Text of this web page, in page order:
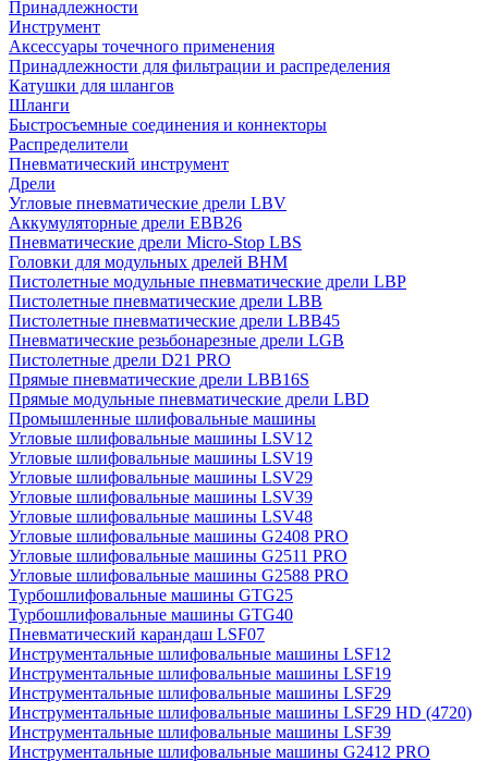
Принадлежности
Инструмент
Аксессуары точечного применения
Принадлежности для фильтрации и распределения
Катушки для шлангов
Шланги
Быстросъемные соединения и коннекторы
Распределители
Пневматический инструмент
Дрели
Угловые пневматические дрели LBV
Аккумуляторные дрели EBB26
Пневматические дрели Micro-Stop LBS
Головки для модульных дрелей BHM
Пистолетные модульные пневматические дрели LBP
Пистолетные пневматические дрели LBB
Пистолетные пневматические дрели LBB45
Пневматические резьбонарезные дрели LGB
Пистолетные дрели D21 PRO
Прямые пневматические дрели LBB16S
Прямые модульные пневматические дрели LBD
Промышленные шлифовальные машины
Угловые шлифовальные машины LSV12
Угловые шлифовальные машины LSV19
Угловые шлифовальные машины LSV29
Угловые шлифовальные машины LSV39
Угловые шлифовальные машины LSV48
Угловые шлифовальные машины G2408 PRO
Угловые шлифовальные машины G2511 PRO
Угловые шлифовальные машины G2588 PRO
Турбошлифовальные машины GTG25
Турбошлифовальные машины GTG40
Пневматический карандаш LSF07
Инструментальные шлифовальные машины LSF12
Инструментальные шлифовальные машины LSF19
Инструментальные шлифовальные машины LSF29
Инструментальные шлифовальные машины LSF29 HD (4720)
Инструментальные шлифовальные машины LSF39
Инструментальные шлифовальные машины G2412 PRO